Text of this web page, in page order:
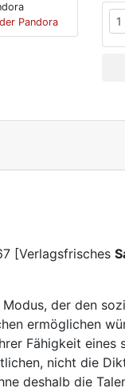
Pandora
[Verlagsfrisches
der den
ermöglichen
Fähigkeit eines
nicht die
deshalb die